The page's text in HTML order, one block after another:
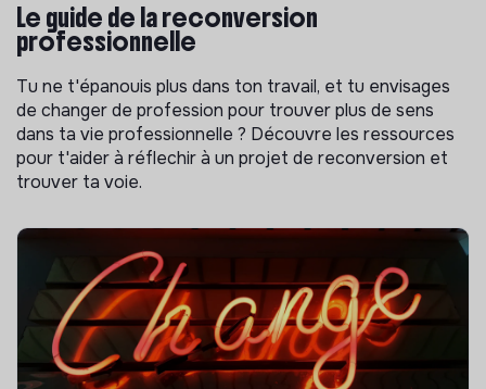
Le guide de la reconversion
professionnelle
Tu ne t'épanouis plus dans ton travail, et tu envisages
de changer de profession pour trouver plus de sens
dans ta vie professionnelle ? Découvre les ressources
pour t'aider à réflechir à un projet de reconversion et
trouver ta voie.